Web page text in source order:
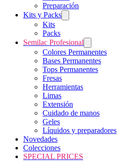
Preparación
Kits y Packs
Kits
Packs
Semilac Profesional
Colores Permanentes
Bases Permanentes
Tops Permanentes
Fresas
Herramientas
Limas
Extensión
Cuidado de manos
Geles
Líquidos y preparadores
Novedades
Colecciones
SPECIAL PRICES